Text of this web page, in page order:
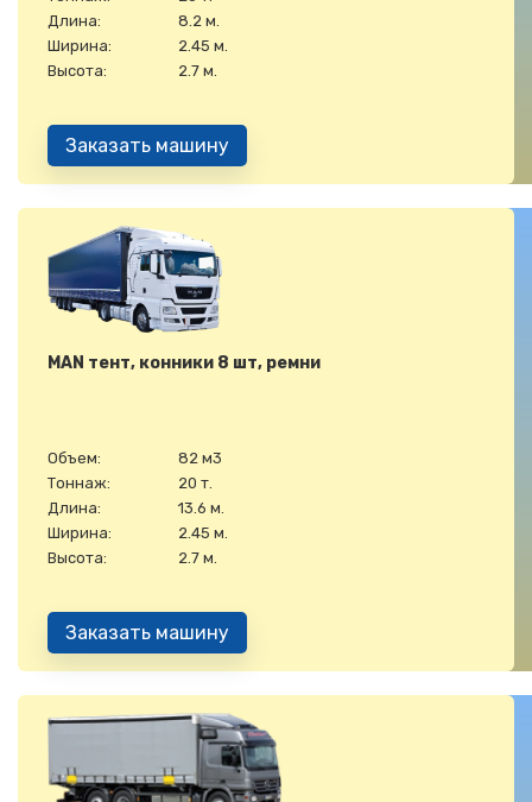
Длина:
8.2 м.
Ширина:
2.45 м.
Высота:
2.7 м.
Заказать машину
MAN тент, конники 8 шт, ремни
Объем:
82 м3
Тоннаж:
20 т.
Длина:
13.6 м.
Ширина:
2.45 м.
Высота:
2.7 м.
Заказать машину